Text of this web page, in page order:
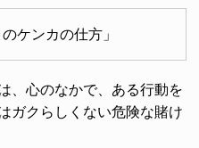
ケンカの仕方」
、心のなかで、ある行動を
ガクらしくない危険な賭け